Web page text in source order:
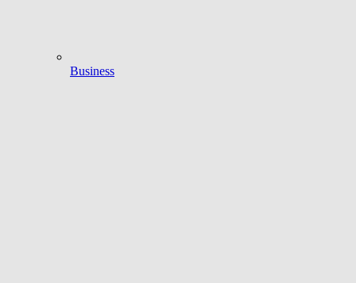
Business